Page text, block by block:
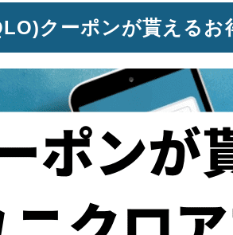
クーポンが貰えるお